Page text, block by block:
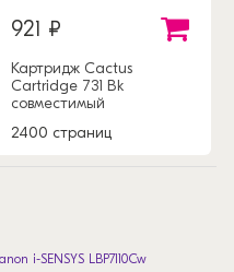
921 ₽
Картридж Cactus
Cartridge 731 Bk
совместимый
2400 страниц
i-SENSYS LBP7110Cw